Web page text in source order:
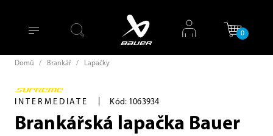
0
Domů / Brankář / Lapačky
INTERMEDIATE Kód: 1063934
Brankářská lapačka Bauer